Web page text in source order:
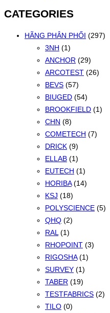
CATEGORIES
HÃNG PHÂN PHỐI (297)
3NH (1)
ANCHOR (29)
ARCOTEST (26)
BEVS (57)
BIUGED (54)
BROOKFIELD (1)
CHN (8)
COMETECH (7)
DRICK (9)
ELLAB (1)
EUTECH (1)
HORIBA (14)
KSJ (18)
POLYSCIENCE (5)
QHQ (2)
RAL (1)
RHOPOINT (3)
RIGOSHA (1)
SURVEY (1)
TABER (19)
TESTFABRICS (2)
TILO (0)